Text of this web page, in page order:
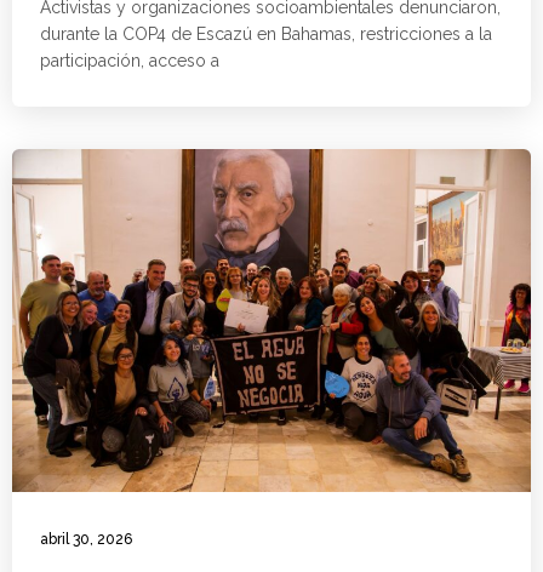
Activistas y organizaciones socioambientales denunciaron,
durante la COP4 de Escazú en Bahamas, restricciones a la
participación, acceso a
abril 30, 2026